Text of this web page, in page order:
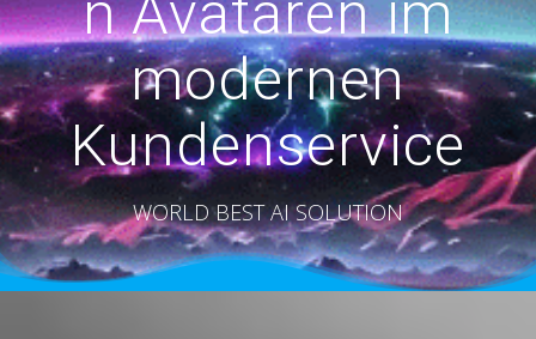
modernen
Kundenservice
WORLD BEST AI SOLUTION